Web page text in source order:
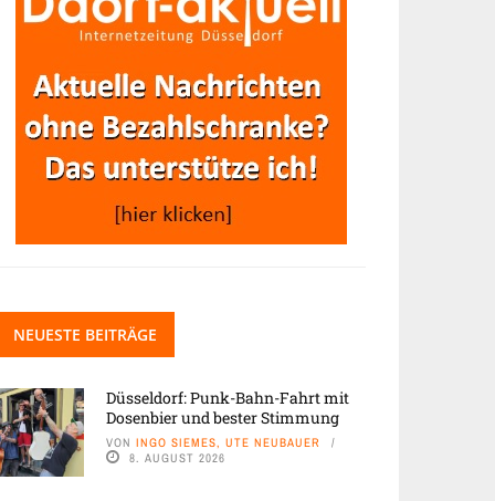
NEUESTE BEITRÄGE
Düsseldorf: Punk-Bahn-Fahrt mit
Dosenbier und bester Stimmung
VON INGO SIEMES, UTE NEUBAUER
8. AUGUST 2026